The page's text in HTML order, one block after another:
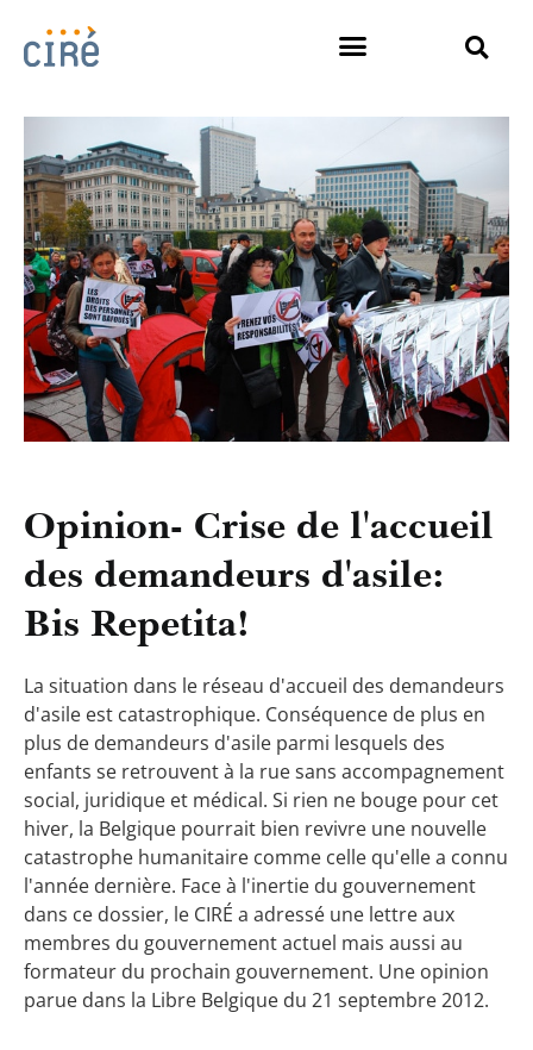
Opinion- Crise de l'accueil
des demandeurs d'asile:
Bis Repetita!
La situation dans le réseau d'accueil des demandeurs
d'asile est catastrophique. Conséquence de plus en
plus de demandeurs d'asile parmi lesquels des
enfants se retrouvent à la rue sans accompagnement
social, juridique et médical. Si rien ne bouge pour cet
hiver, la Belgique pourrait bien revivre une nouvelle
catastrophe humanitaire comme celle qu'elle a connu
l'année dernière. Face à l'inertie du gouvernement
dans ce dossier, le CIRÉ a adressé une lettre aux
membres du gouvernement actuel mais aussi au
formateur du prochain gouvernement. Une opinion
parue dans la Libre Belgique du 21 septembre 2012.